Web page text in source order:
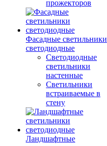
прожекторов
Фасадные светильники
светодиодные
Светодиодные
светильники
настенные
Светильники
встраиваемые в
стену
Ландшафтные